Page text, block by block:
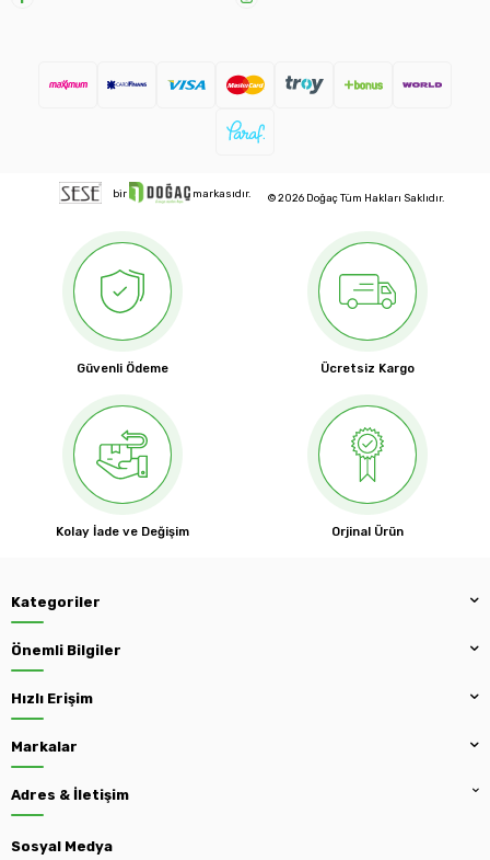
bir markasıdır. © 2026 Doğaç Tüm Hakları Saklıdır.
Güvenli Ödeme Ücretsiz Kargo
Kolay İade ve Değişim Orjinal Ürün
Kategoriler
Önemli Bilgiler
Hızlı Erişim
Markalar
Adres & İletişim
Sosyal Medya